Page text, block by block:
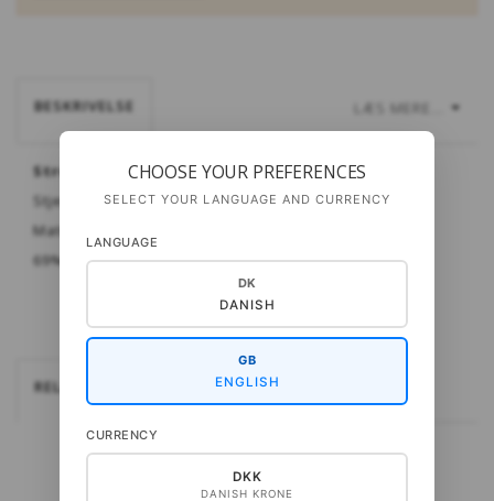
LÆS MERE...
BESKRIVELSE
Strømpe, Hordaland, Norge
Stjerner
Materiale:
69% merinould - 6% cashmere - 25% polyamid
RELATEREDE
CHOOSE YOUR PREFERENCES
SELECT YOUR LANGUAGE AND CURRENCY
LANGUAGE
DK
DANISH
GB
ENGLISH
CURRENCY
DKK
DANISH KRONE